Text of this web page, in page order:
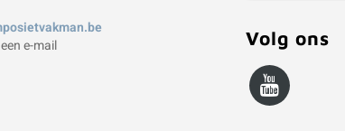
e-mail
Volg ons